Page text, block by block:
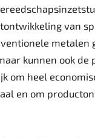
van
metalen
kunnen ook de
om heel
en om